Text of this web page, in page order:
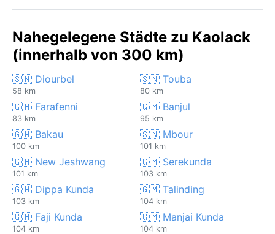
Nahegelegene Städte zu Kaolack
(innerhalb von 300 km)
🇸🇳 Diourbel
58 km
🇸🇳 Touba
80 km
🇬🇲 Farafenni
83 km
🇬🇲 Banjul
95 km
🇬🇲 Bakau
100 km
🇸🇳 Mbour
101 km
🇬🇲 New Jeshwang
101 km
🇬🇲 Serekunda
103 km
🇬🇲 Dippa Kunda
103 km
🇬🇲 Talinding
104 km
🇬🇲 Faji Kunda
104 km
🇬🇲 Manjai Kunda
104 km